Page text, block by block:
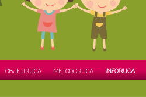
OBJETIRUCA METODORUCA INFORUCA